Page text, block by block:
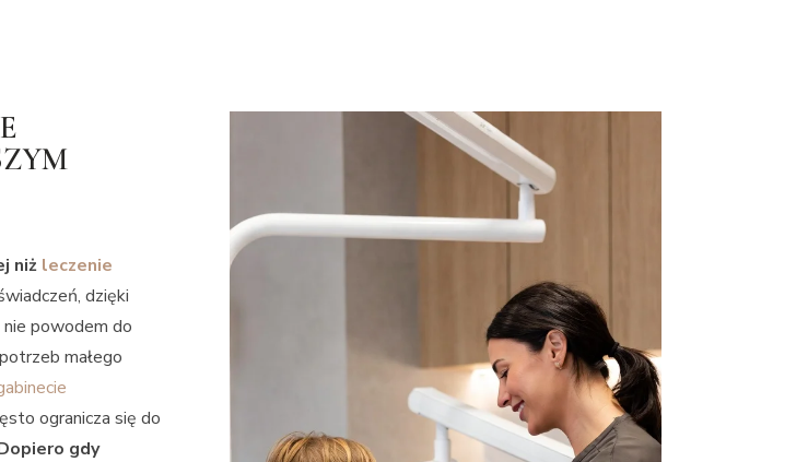
niż leczenie
dzięki
powodem do
małego
ogranicza się do
gdy